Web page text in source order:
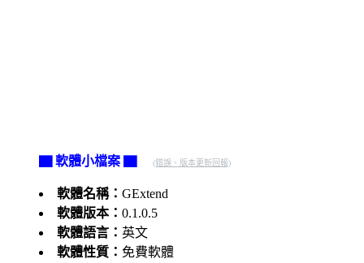
▇ 軟體小檔案 ▇ (錯誤、版本更新回報)
軟體名稱： GExtend
軟體版本： 0.1.0.5
軟體語言： 英文
軟體性質： 免費軟體